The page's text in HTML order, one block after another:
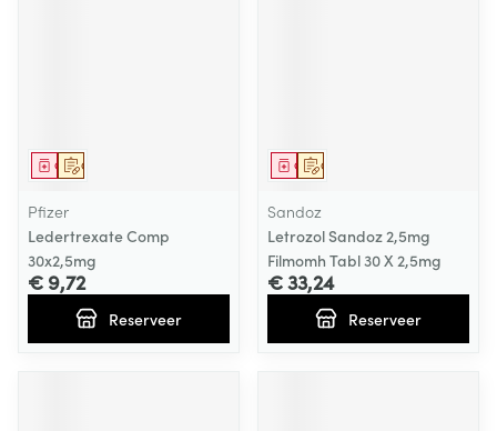
Op voorschrift
Geneesmiddel
Pfizer
Ledertrexate Comp
30x2,5mg
€ 9,72
Reserveer
Op voorschrift
Geneesmiddel
Sandoz
Letrozol Sandoz 2,5mg
Filmomh Tabl 30 X 2,5mg
€ 33,24
Reserveer